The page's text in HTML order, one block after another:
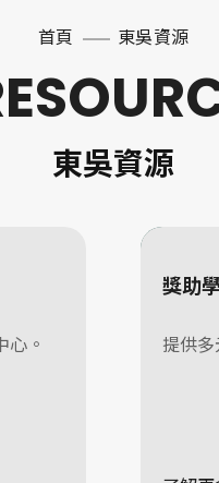
首頁 東吳資源
東吳資源
心。
獎助
提供多